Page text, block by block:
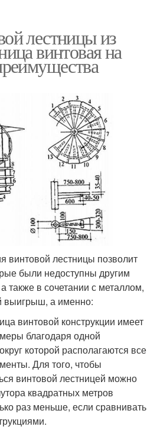
лестницы из
винтовая на
винтовой лестницы позволит
были недоступны другим
также в сочетании с металлом,
выигрыш, а именно:
винтовой конструкции имеет
благодаря одной
которой располагаются все
Для того, чтобы
винтовой лестницей можно
квадратных метров
раз меньше, если сравнивать